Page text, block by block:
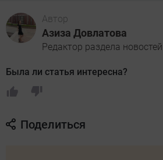
Автор
Азиза Довлатова
Редактор раздела новостей
Была ли статья интересна?
Поделиться